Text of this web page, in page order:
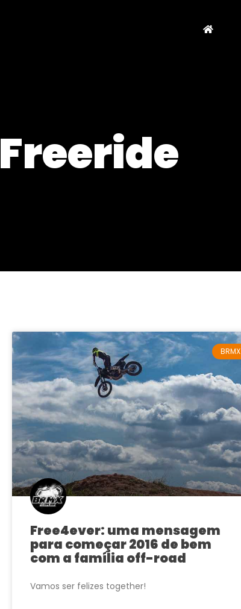
Freeride
BRMX
Free4ever: uma mensagem
para começar 2016 de bem
com a família off-road
Vamos ser felizes together!